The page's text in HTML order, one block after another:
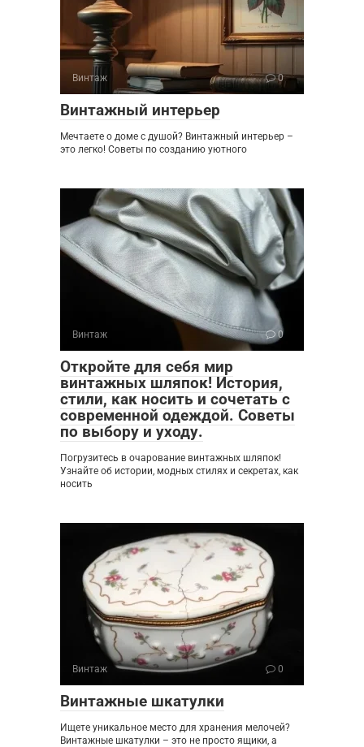
Винтаж 0
Винтажный интерьер
Мечтаете о доме с душой? Винтажный интерьер –
это легко! Советы по созданию уютного
Винтаж 0
Откройте для себя мир
винтажных шляпок! История,
стили, как носить и сочетать с
современной одеждой. Советы
по выбору и уходу.
Погрузитесь в очарование винтажных шляпок!
Узнайте об истории, модных стилях и секретах, как
носить
Винтаж 0
Винтажные шкатулки
Ищете уникальное место для хранения мелочей?
Винтажные шкатулки – это не просто ящики, а